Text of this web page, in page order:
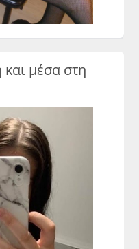
και μέσα στη